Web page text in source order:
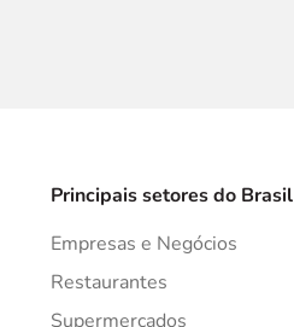
Principais setores do Brasil
Empresas e Negócios
Restaurantes
Supermercados